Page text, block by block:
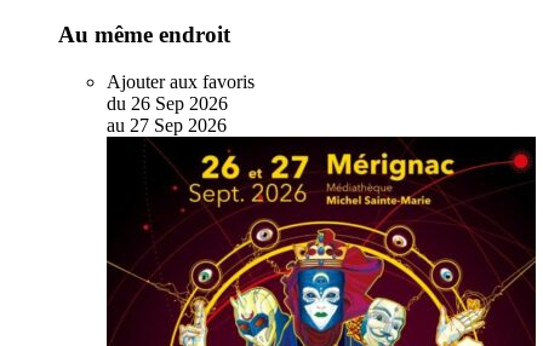
Au même endroit
Ajouter aux favoris
du 26 Sep 2026
au 27 Sep 2026